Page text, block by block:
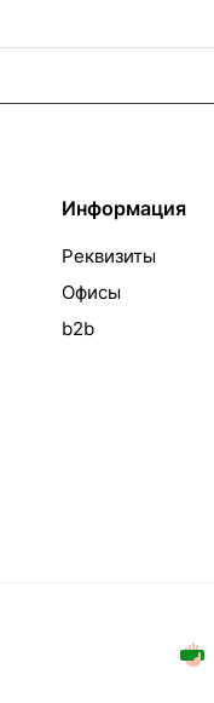
Информация
Реквизиты
Офисы
b2b